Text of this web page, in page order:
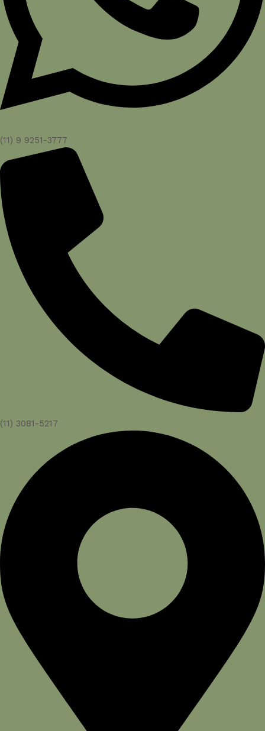
(11) 9 9251-3777
(11) 3081-5217